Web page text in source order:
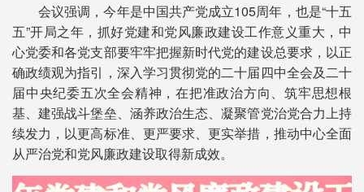
会议强调，今年是中国共产党成立105周年，也是“十五
五”开局之年，抓好党建和党风廉政建设工作意义重大，中
心党委和各党支部要牢牢把握新时代党的建设总要求，以正
确政绩观为指引，深入学习贯彻党的二十届四中全会及二十
届中央纪委五次全会精神，在把准政治方向、筑牢思想根
基、建强战斗堡垒、涵养政治生态、凝聚管党治党合力上持
续发力，以更高标准、更严要求、更实举措，推动中心全面
从严治党和党风廉政建设取得新成效。